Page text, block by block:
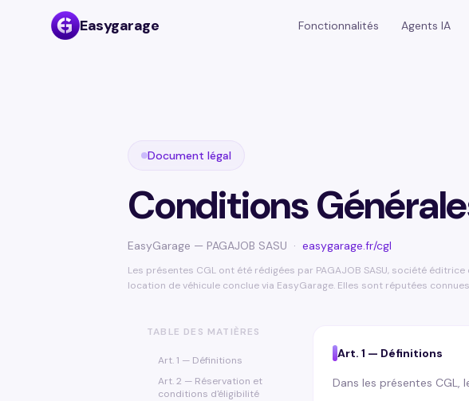
Easygarage Fonctionnalités Agents IA
Document légal
Conditions
EasyGarage — PAGAJOB SASU · easygarage.fr/cgl
Les présentes CGL ont été rédigées par PAGAJOB SASU, société
location de véhicule conclue via EasyGarage. Elles sont réputées
TABLE DES MATIÈRES
Art. 1 — Définitions
Art. 2 — Réservation et
conditions d'éligibilité
Art. 1 — Définitions
Dans les présentes